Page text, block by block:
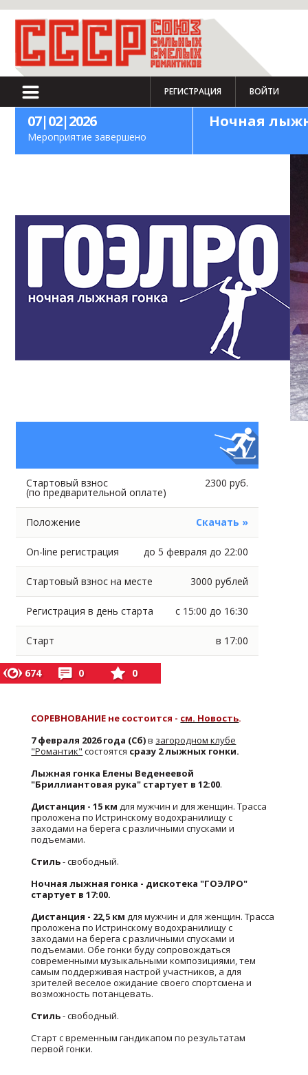
РЕГИСТРАЦИЯ ВОЙТИ
07|02|2026
Мероприятие завершено
Ночная
Стартовый взнос
(по предварительной оплате)
2300 руб.
Положение Скачать »
On-line регистрация до 5 февраля до 22:00
Стартовый взнос на месте 3000 рублей
Регистрация в день старта с 15:00 до 16:30
Старт в 17:00
674 0 0
СОРЕВНОВАНИЕ не состоится - см. Новость.
7 февраля 2026 года (Сб)в загородном клубе
"Романтик" состоятся сразу 2 лыжных гонки.
Лыжная гонка Елены Веденеевой
"Бриллиантовая рука" стартует в 12:00.
Дистанция - 15 км для мужчин и для женщин. Трасса
проложена по Истринскому водохранилищу с
заходами на берега с различными спусками и
подъемами.
Стиль- свободный.
Ночная лыжная гонка - дискотека "ГОЭЛРО"
стартует в 17:00.
Дистанция - 22,5 км для мужчин и для женщин. Трасса
проложена по Истринскому водохранилищу с
заходами на берега с различными спусками и
подъемами. Обе гонки буду сопровождаться
современными музыкальными композициями, тем
самым поддерживая настрой участников, а для
зрителей веселое ожидание своего спортсмена и
возможность потанцевать.
Стиль- свободный.
Старт с временным гандикапом по результатам
первой гонки.